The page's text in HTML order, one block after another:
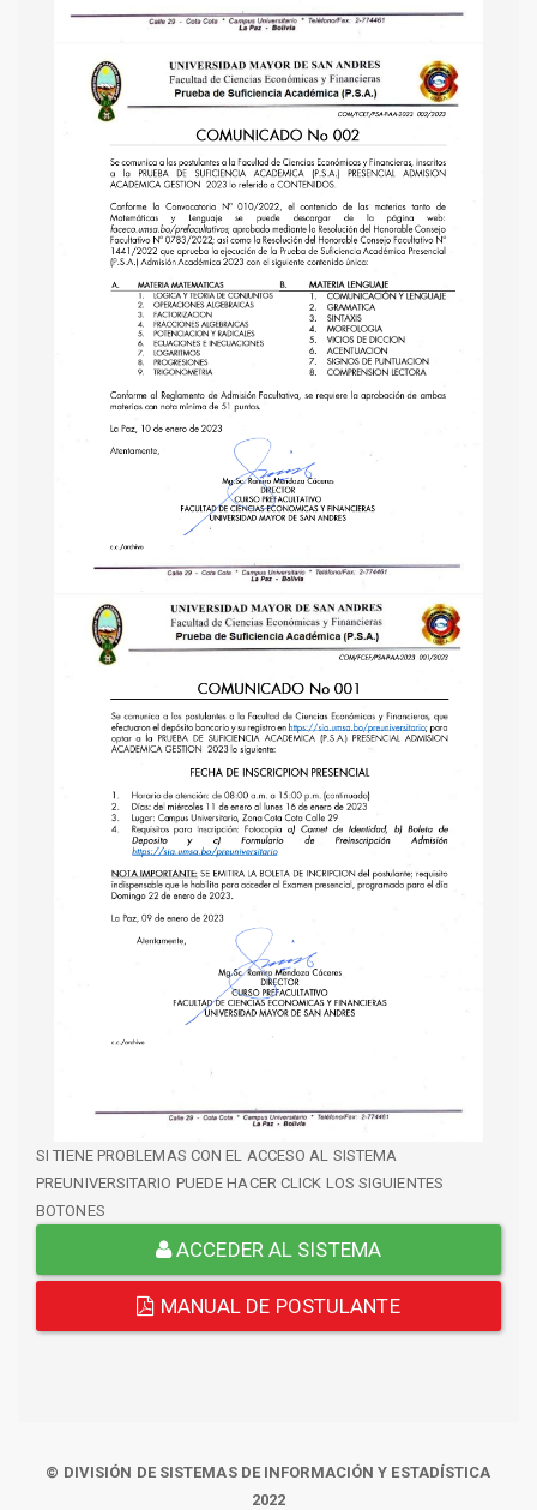
SI TIENE PROBLEMAS CON EL ACCESO AL SISTEMA
PREUNIVERSITARIO PUEDE HACER CLICK LOS SIGUIENTES
BOTONES
ACCEDER AL SISTEMA
MANUAL DE POSTULANTE
© DIVISIÓN DE SISTEMAS DE INFORMACIÓN Y ESTADÍSTICA
2022